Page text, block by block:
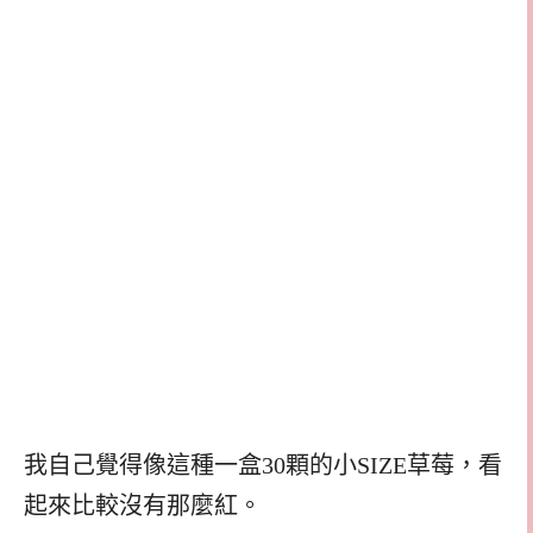
我自己覺得像這種一盒30顆的小SIZE草莓，看
起來比較沒有那麼紅。